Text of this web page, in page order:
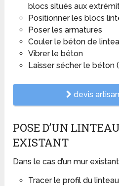
blocs situés aux
Positionner les blocs
Poser les armatures
Couler le béton de
Vibrer le béton
Laisser sécher le béton
devis
POSE D’UN
EXISTANT
Dans le cas d’un mur
Tracer le profil du